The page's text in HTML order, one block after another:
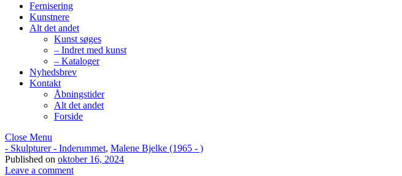
Fernisering
Kunstnere
Alt det andet
Kunst søges
– Indret med kunst
– Kataloger
Nyhedsbrev
Kontakt
Åbningstider
Alt det andet
Forside
Close Menu
- Skulpturer - Inderummet, Malene Bjelke (1965 - )
Published on oktober 16, 2024
Leave a comment